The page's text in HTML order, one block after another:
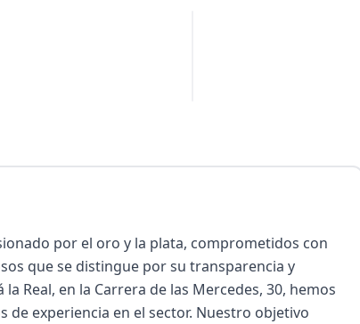
por el oro y la plata, comprometidos con
que se distingue por su transparencia y
Real, en la Carrera de las Mercedes, 30, hemos
experiencia en el sector. Nuestro objetivo